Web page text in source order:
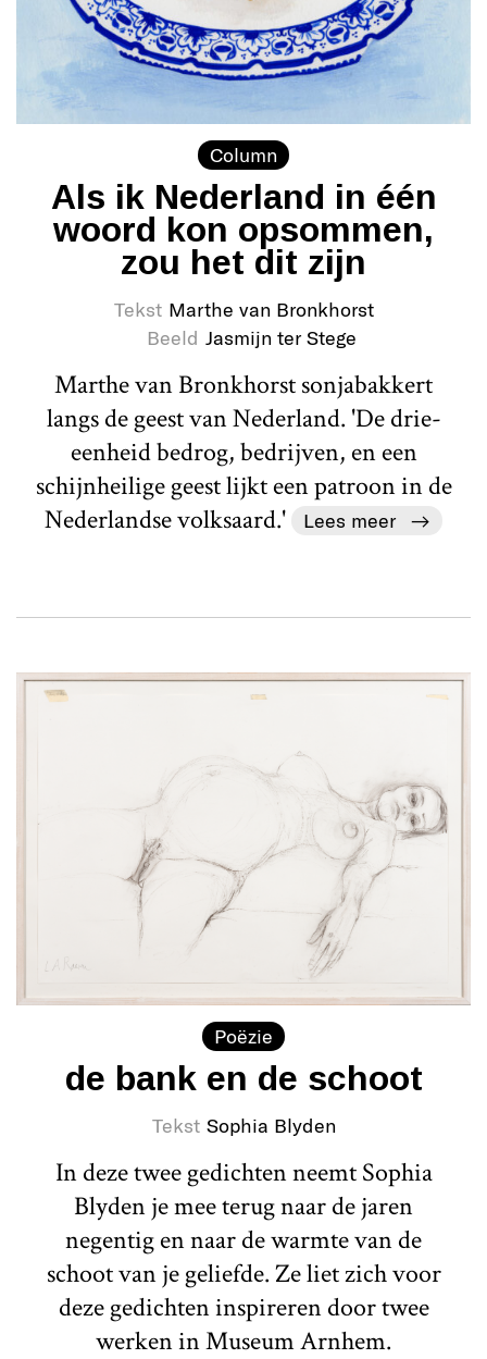
Column
Als ik Nederland in één
woord kon opsommen,
zou het dit zijn
Tekst Marthe van Bronkhorst
Beeld Jasmijn ter Stege
Marthe van Bronkhorst sonjabakkert
langs de geest van Nederland. 'De drie-
eenheid bedrog, bedrijven, en een
schijnheilige geest lijkt een patroon in de
Nederlandse volksaard.'
Lees meer
Poëzie
de bank en de schoot
Tekst Sophia Blyden
In deze twee gedichten neemt Sophia
Blyden je mee terug naar de jaren
negentig en naar de warmte van de
schoot van je geliefde. Ze liet zich voor
deze gedichten inspireren door twee
werken in Museum Arnhem.